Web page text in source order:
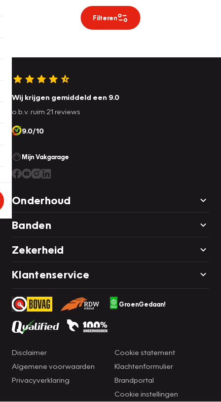
Filteren
Wij krijgen gemiddeld een 9.0
o.b.v. ruim 21 reviews
9.0/10
Mijn Vakgarage
Onderhoud
Banden
Zekerheid
Klantenservice
GroenGedaan!
Disclaimer
Algemene voorwaarden
Privacyverklaring
Cookie statement
Klachtenformulier
Brandportal
Cookie instellingen